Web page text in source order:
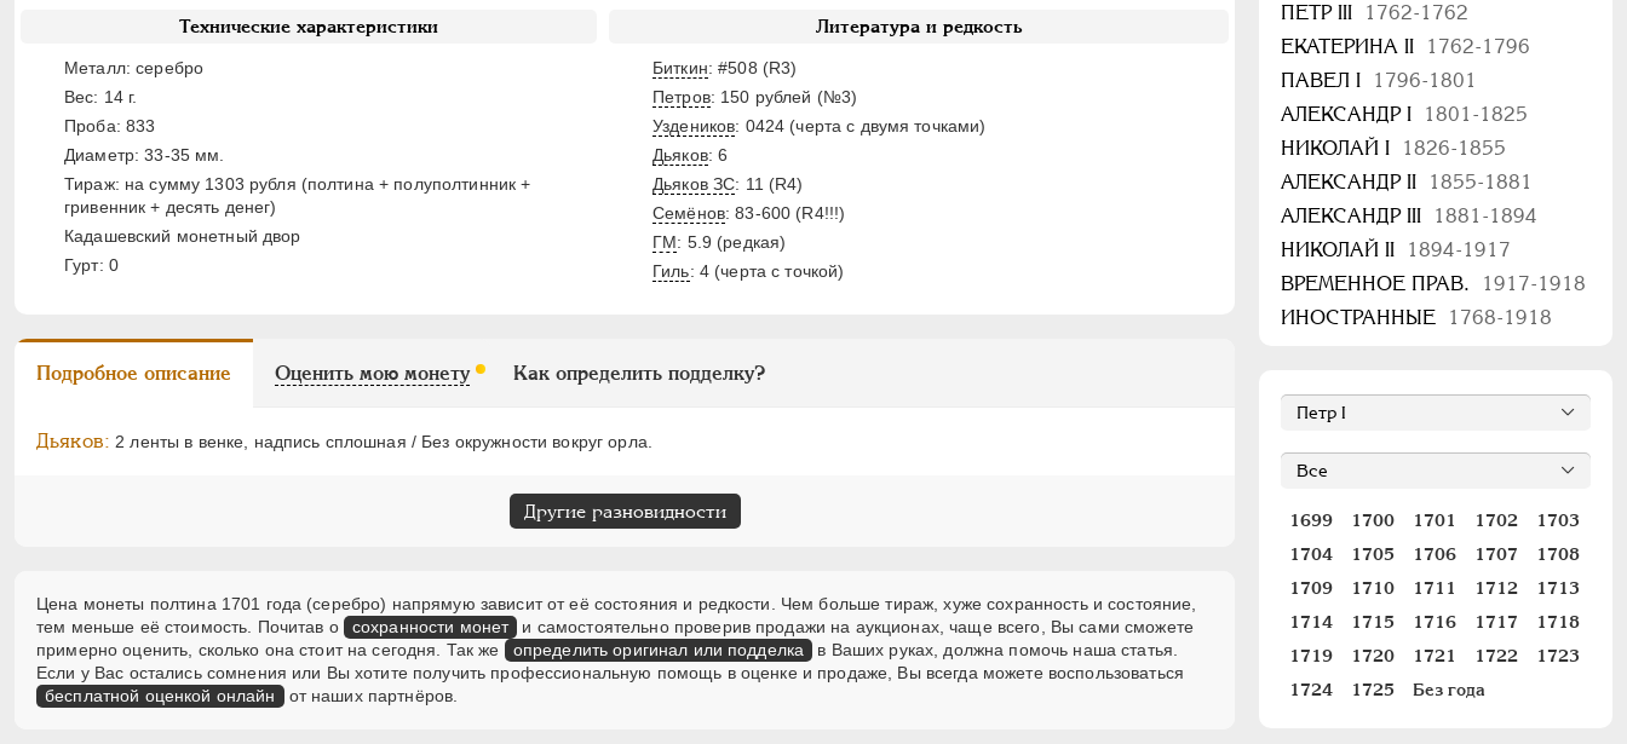
Технические характеристики
Металл: серебро
Вес: 14 г.
Проба: 833
Диаметр: 33-35 мм.
Тираж: на сумму 1303 рубля (полтина + полуполтинник +
гривенник + десять денег)
Кадашевский монетный двор
Гурт: 0
Литература и редкость
Биткин: #508 (R3)
Петров: 150 рублей (№3)
Уздеников: 0424 (черта с двумя точками)
Дьяков: 6
Дьяков ЗС: 11 (R4)
Семёнов: 83-600 (R4!!!)
ГМ: 5.9 (редкая)
Гиль: 4 (черта с точкой)
Подробное описание Оценить мою монету Как определить подделку?
Дьяков: 2 ленты в венке, надпись сплошная / Без окружности вокруг орла.
Другие разновидности
Цена монеты полтина 1701 года (серебро) напрямую зависит от её состояния и редкости. Чем больше тираж, хуже сохранность и состояние,
тем меньше её стоимость. Почитав о
сохранности монет
и самостоятельно проверив продажи на аукционах, чаще всего, Вы сами сможете
примерно оценить, сколько она стоит на сегодня. Так же
определить оригинал или подделка
в Ваших руках, должна помочь наша статья.
Если у Вас остались сомнения или Вы хотите получить профессиональную помощь в оценке и продаже, Вы всегда можете воспользоваться
бесплатной оценкой онлайн от наших партнёров.
ПЕТР III
1762-1762
ЕКАТЕРИНА II
1762-1796
ПАВЕЛ I
1796-1801
АЛЕКСАНДР I
1801-1825
НИКОЛАЙ I
1826-1855
АЛЕКСАНДР II
1855-1881
АЛЕКСАНДР III
1881-1894
НИКОЛАЙ II
1894-1917
ВРЕМЕННОЕ ПРАВ.
1917-1918
ИНОСТРАННЫЕ
1768-1918
1699 1700 1701 1702
1703
1704
1705 1706 1707
1708
1709
1710 1711 1712
1713
1714
1715 1716 1717
1718
1719
1720 1721 1722
1723
1724
1725 Без года